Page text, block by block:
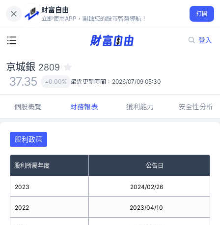
財富自由
立即使用APP，開啟您的股市智慧導航！
打開
登入
37.35
0.00%
京城銀 2809
37.35 0.00% 最近更新時間： 2026/07/09 05:30
個股概覽 財務報表 獲利能力 安全性分析
股利政策
股利所屬年度 公告日
2023
2022
2024/02/26
2023/04/10